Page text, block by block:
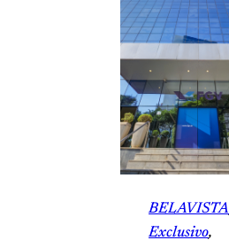
BELAVISTA
Exclusivo